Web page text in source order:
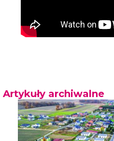
Artykuły archiwalne